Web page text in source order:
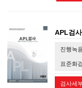
APL검
진행녹
표준화
검사세